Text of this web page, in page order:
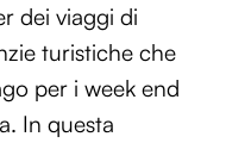
dei viaggi di
turistiche che
per i week end
In questa